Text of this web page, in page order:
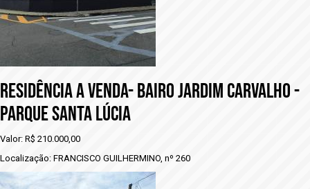
RESIDÊNCIA A VENDA- BAIRO JARDIM CARVALHO -
PARQUE SANTA LÚCIA
Valor: R$ 210.000,00
Localização: FRANCISCO GUILHERMINO, nº 260